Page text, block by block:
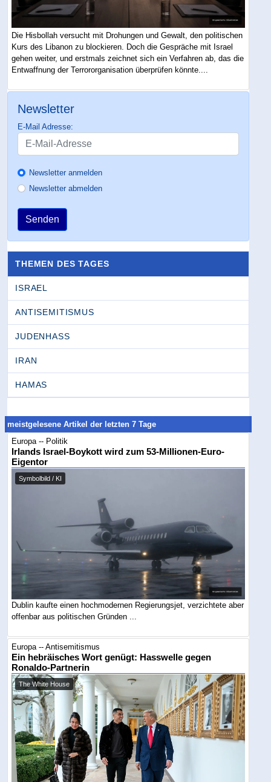
Die Hisbollah versucht mit Drohungen und Gewalt, den politischen
Kurs des Libanon zu blockieren. Doch die Gespräche mit Israel
gehen weiter, und erstmals zeichnet sich ein Verfahren ab, das die
Entwaffnung der Terrororganisation überprüfen könnte....
Newsletter
E-Mail Adresse:
Newsletter anmelden
Newsletter abmelden
Senden
THEMEN DES TAGES
ISRAEL
ANTISEMITISMUS
JUDENHASS
IRAN
HAMAS
meistgelesene Artikel der letzten 7 Tage
Europa -- Politik
Irlands Israel-Boykott wird zum 53-Millionen-Euro-
Eigentor
Symbolbild / KI
Dublin kaufte einen hochmodernen Regierungsjet, verzichtete aber
offenbar aus politischen Gründen ...
Europa -- Antisemitismus
Ein hebräisches Wort genügt: Hasswelle gegen
Ronaldo-Partnerin
The White House